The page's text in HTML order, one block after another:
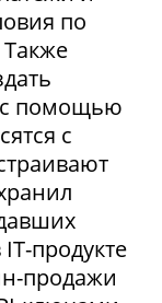
по
Также
с помощью
с
продукте
продажи